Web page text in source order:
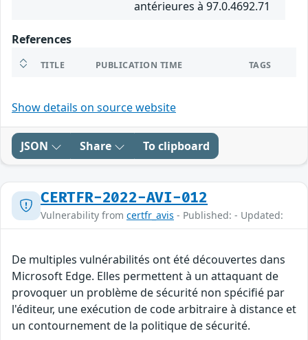
antérieures à 97.0.4692.71
References
TITLE PUBLICATION TIME TAGS
Show details on source website
JSON Share To clipboard
CERTFR-2022-AVI-012
Vulnerability from certfr_avis - Published: - Updated:
De multiples vulnérabilités ont été découvertes dans
Microsoft Edge. Elles permettent à un attaquant de
provoquer un problème de sécurité non spécifié par
l'éditeur, une exécution de code arbitraire à distance et
un contournement de la politique de sécurité.